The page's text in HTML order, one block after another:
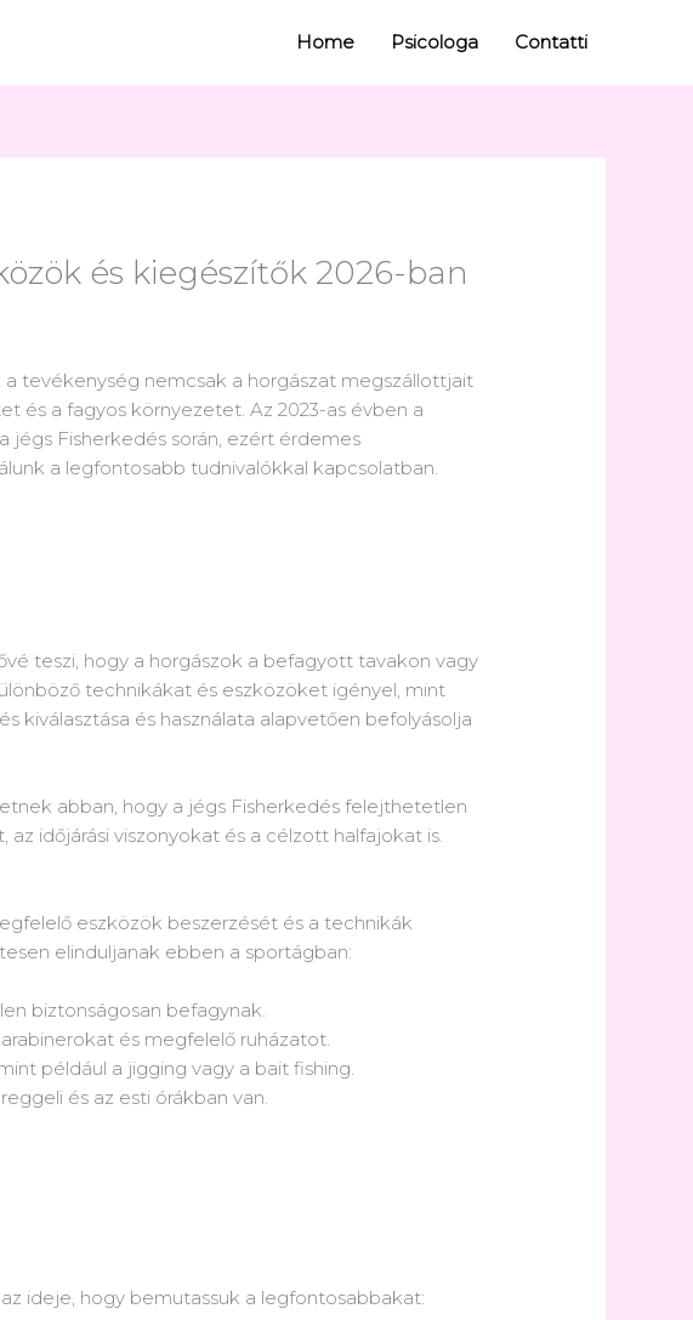
Home Psicologa Contatti
és kiegészítők 2026-ban
a tevékenység nemcsak a horgászat megszállottjait
és a fagyos környezetet. Az 2023-as évben a
Fisherkedés során, ezért érdemes
a legfontosabb tudnivalókkal kapcsolatban.
teszi, hogy a horgászok a befagyott tavakon vagy
technikákat és eszközöket igényel, mint
kiválasztása és használata alapvetően befolyásolja
abban, hogy a jégs Fisherkedés felejthetetlen
időjárási viszonyokat és a célzott halfajokat is.
eszközök beszerzését és a technikák
elinduljanak ebben a sportágban:
biztonságosan befagynak.
és megfelelő ruházatot.
például a jigging vagy a bait fishing.
és az esti órákban van.
ideje, hogy bemutassuk a legfontosabbakat: